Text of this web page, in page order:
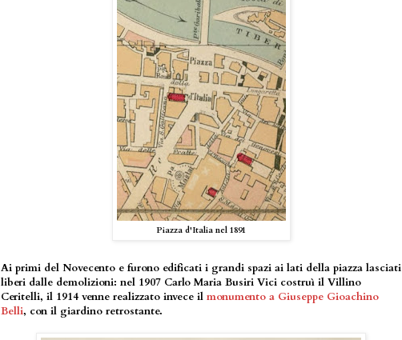
Piazza d'Italia nel 1891
Ai primi del Novecento e furono edificati i grandi spazi ai lati della piazza lasciati
liberi dalle demolizioni: nel 1907 Carlo Maria Busiri Vici costruì il Villino
Ceritelli, il 1914 venne realizzato invece il monumento a Giuseppe Gioachino
Belli, con il giardino retrostante.